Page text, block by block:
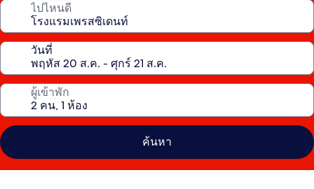
ไปไหนดี
วันที่
ผู้เข้าพัก
ค้นหา